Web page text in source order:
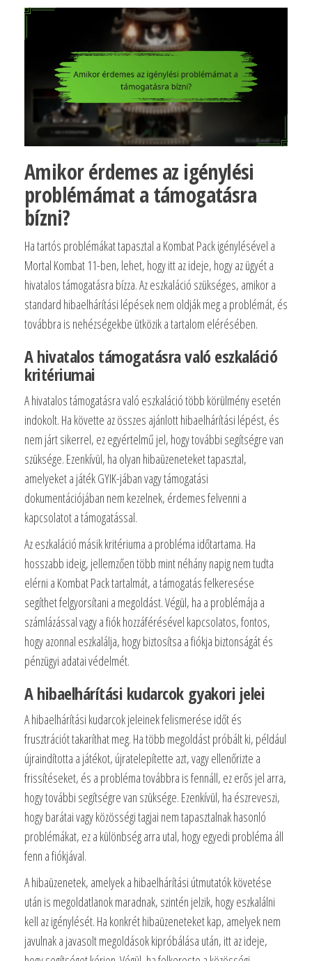
Amikor érdemes az igénylési
problémámat a támogatásra
bízni?
Ha tartós problémákat tapasztal a Kombat Pack igénylésével a
Mortal Kombat 11-ben, lehet, hogy itt az ideje, hogy az ügyét a
hivatalos támogatásra bízza. Az eszkaláció szükséges, amikor a
standard hibaelhárítási lépések nem oldják meg a problémát, és
továbbra is nehézségekbe ütközik a tartalom elérésében.
A hivatalos támogatásra való eszkaláció
kritériumai
A hivatalos támogatásra való eszkaláció több körülmény esetén
indokolt. Ha követte az összes ajánlott hibaelhárítási lépést, és
nem járt sikerrel, ez egyértelmű jel, hogy további segítségre van
szüksége. Ezenkívül, ha olyan hibaüzeneteket tapasztal,
amelyeket a játék GYIK-jában vagy támogatási
dokumentációjában nem kezelnek, érdemes felvenni a
kapcsolatot a támogatással.
Az eszkaláció másik kritériuma a probléma időtartama. Ha
hosszabb ideig, jellemzően több mint néhány napig nem tudta
elérni a Kombat Pack tartalmát, a támogatás felkeresése
segíthet felgyorsítani a megoldást. Végül, ha a problémája a
számlázással vagy a fiók hozzáférésével kapcsolatos, fontos,
hogy azonnal eszkalálja, hogy biztosítsa a fiókja biztonságát és
pénzügyi adatai védelmét.
A hibaelhárítási kudarcok gyakori jelei
A hibaelhárítási kudarcok jeleinek felismerése időt és
frusztrációt takaríthat meg. Ha több megoldást próbált ki, például
újraindította a játékot, újratelepítette azt, vagy ellenőrizte a
frissítéseket, és a probléma továbbra is fennáll, ez erős jel arra,
hogy további segítségre van szüksége. Ezenkívül, ha észreveszi,
hogy barátai vagy közösségi tagjai nem tapasztalnak hasonló
problémákat, ez a különbség arra utal, hogy egyedi probléma áll
fenn a fiókjával.
A hibaüzenetek, amelyek a hibaelhárítási útmutatók követése
után is megoldatlanok maradnak, szintén jelzik, hogy eszkalálni
kell az igénylését. Ha konkrét hibaüzeneteket kap, amelyek nem
javulnak a javasolt megoldások kipróbálása után, itt az ideje,